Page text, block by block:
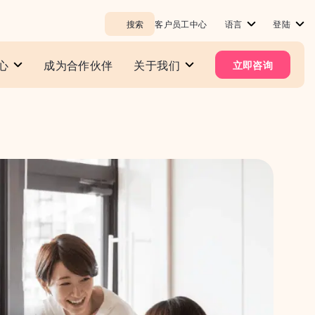
搜索 客户员工中心 语言 登陆
成为合作伙伴 关于我们 立即咨询